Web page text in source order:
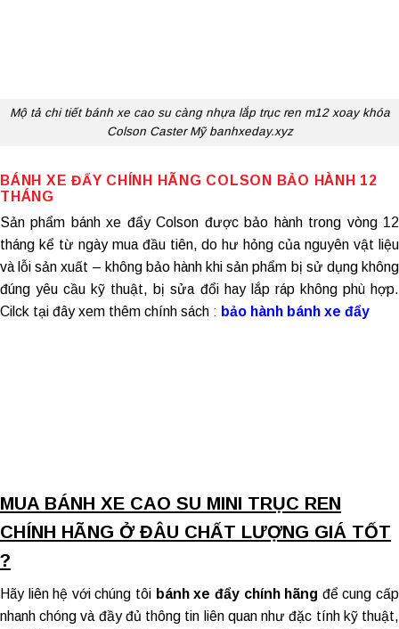
Mộ tả chi tiết bánh xe cao su càng nhựa lắp trục ren m12 xoay khóa
Colson Caster Mỹ banhxeday.xyz
BÁNH XE ĐẨY CHÍNH HÃNG COLSON BẢO HÀNH 12
THÁNG
Sản phẩm bánh xe đẩy Colson được bảo hành trong vòng 12
tháng kể từ ngày mua đầu tiên, do hư hỏng của nguyên vật liệu
và lỗi sản xuất – không bảo hành khi sản phẩm bị sử dụng không
đúng yêu cầu kỹ thuật, bị sửa đổi hay lắp ráp không phù hợp.
Cilck tại đây xem thêm chính sách : bảo hành bánh xe đẩy
MUA BÁNH XE CAO SU MINI TRỤC REN
CHÍNH HÃNG Ở ĐÂU CHẤT LƯỢNG GIÁ TỐT
?
Hãy liên hệ với chúng tôi bánh xe đẩy chính hãng để cung cấp
nhanh chóng và đầy đủ thông tin liên quan như đặc tính kỹ thuật,